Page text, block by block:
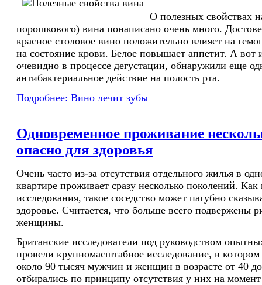
О полезных свойствах
порошкового) вина понаписано очень много.
красное столовое вино положительно влияет на
на состояние крови. Белое повышает аппетит. А вот
очевидно в процессе дегустации, обнаружили еще
антибактериальное действие на полость рта.
Подробнее: Вино лечит зубы
Одновременное проживание
опасно для здоровья
Очень часто из-за отсутствия отдельного жилья в
квартире проживает сразу несколько поколений.
исследования, такое соседство может пагубно
здоровье. Считается, что больше всего подвержены
женщины.
Британские исследователи под руководством
провели крупномасштабное исследование, в
около 90 тысяч мужчин и женщин в возрасте от 40
отбирались по принципу отсутствия у них на